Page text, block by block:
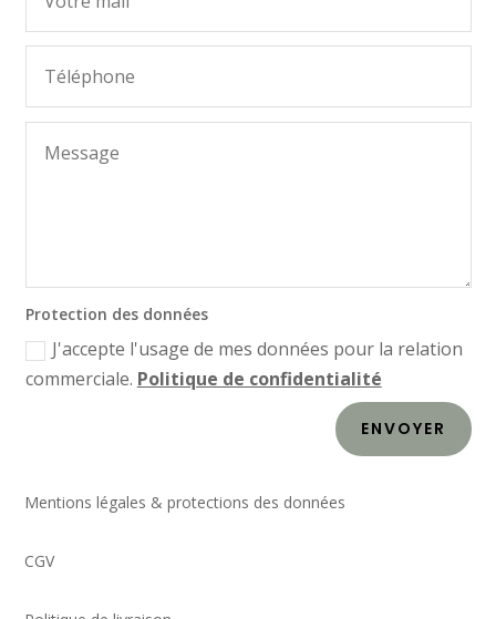
Protection des données
J'accepte l'usage de mes données pour la relation
commerciale. Politique de confidentialité
ENVOYER
Mentions légales & protections des données
CGV